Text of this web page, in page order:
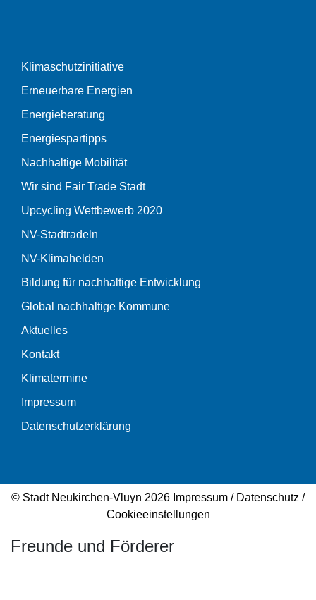
Klimaschutzinitiative
Erneuerbare Energien
Energieberatung
Energiespartipps
Nachhaltige Mobilität
Wir sind Fair Trade Stadt
Upcycling Wettbewerb 2020
NV-Stadtradeln
NV-Klimahelden
Bildung für nachhaltige Entwicklung
Global nachhaltige Kommune
Aktuelles
Kontakt
Klimatermine
Impressum
Datenschutzerklärung
© Stadt Neukirchen-Vluyn 2026 Impressum / Datenschutz /
Cookieeinstellungen
Freunde und Förderer